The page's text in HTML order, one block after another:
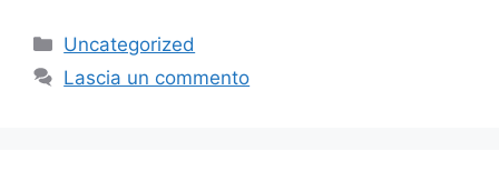
Categorie
Uncategorized
Lascia un commento